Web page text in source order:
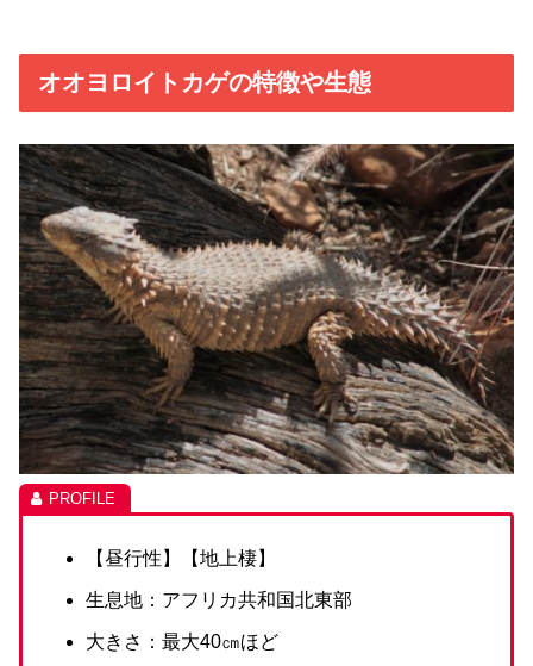
オオヨロイトカゲの特徴や生態
【昼行性】【地上棲】
生息地：アフリカ共和国北東部
大きさ：最大40㎝ほど